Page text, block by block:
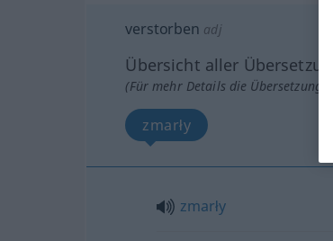
verstorben adj
Übersicht aller
(Für mehr Details die Übersetzung
zmarły
zmarły